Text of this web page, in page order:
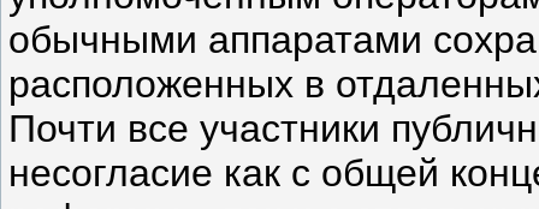
обычными аппаратами
расположенных в
Почти все участники
несогласие как с общей